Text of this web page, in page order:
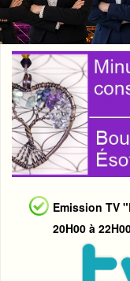
Emission TV
20H00 à